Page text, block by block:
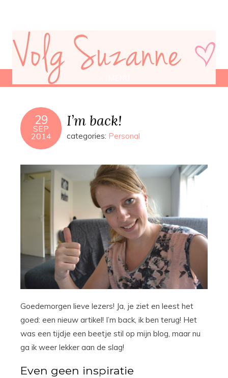
29
SEP
2014
I’m back!
categories: Personal
Goedemorgen lieve lezers! Ja, je ziet en leest het
goed: een nieuw artikel! I’m back, ik ben terug! Het
was een tijdje een beetje stil op mijn blog, maar nu
ga ik weer lekker aan de slag!
Even geen inspiratie